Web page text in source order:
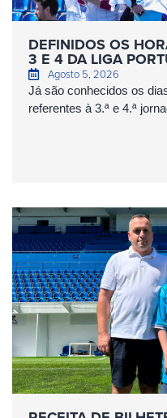
DEFINIDOS OS
3 E 4 DA LIGA
Agosto 5, 2026
Já são conhecidos os
referentes à 3.ª e 4.ª